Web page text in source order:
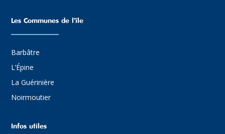
Les Communes de l’ïle
Barbâtre
L’Épine
La Guérinière
Noirmoutier
Infos utiles